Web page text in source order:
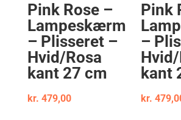
Pink Rose –
Lampeskærm
– Plisseret –
Hvid/Rosa
kant 27 cm
kr. 479,00
Pink
–
kant
kr.